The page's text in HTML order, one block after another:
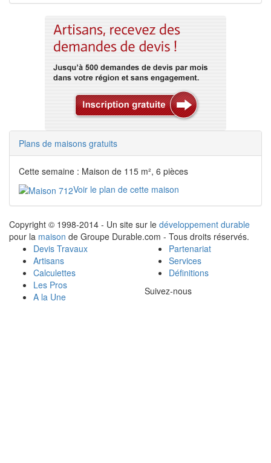
Plans de maisons gratuits
Cette semaine : Maison de 115 m², 6 pièces
Voir le plan de cette maison
Copyright © 1998-2014 - Un site sur le développement durable
pour la maison de Groupe Durable.com - Tous droits réservés.
Devis Travaux
Artisans
Calculettes
Les Pros
A la Une
Partenariat
Services
Définitions
Suivez-nous